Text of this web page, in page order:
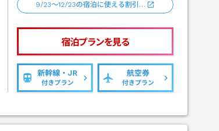
9/23～12/23の宿泊に使える割引…
宿泊プランを見る
新幹線・JR
付きプラン
航空券
付きプラン